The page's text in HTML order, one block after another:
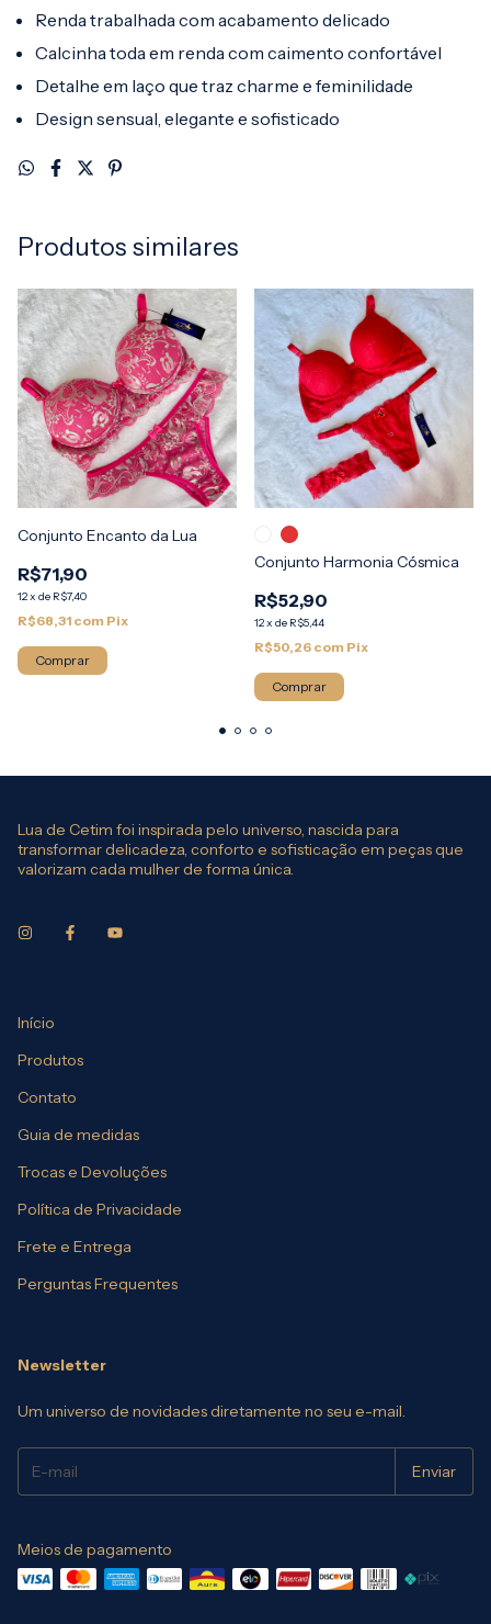
Renda trabalhada com acabamento delicado
Calcinha toda em renda com caimento confortável
Detalhe em laço que traz charme e feminilidade
Design sensual, elegante e sofisticado
Produtos similares
Conjunto Encanto da Lua
R$71,90
12x de R$7,40
R$68,31 com Pix
Comprar
Conjunto Harmonia Cósmica
R$52,90
12x de R$5,44
R$50,26 com Pix
Comprar
Lua de Cetim foi inspirada pelo universo, nascida para
transformar delicadeza, conforto e sofisticação em peças que
valorizam cada mulher de forma única.
Início
Produtos
Contato
Guia de medidas
Trocas e Devoluções
Política de Privacidade
Frete e Entrega
Perguntas Frequentes
Newsletter
Um universo de novidades diretamente no seu e-mail.
Meios de pagamento